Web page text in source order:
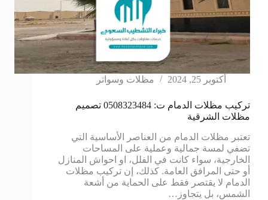
أكتوبر 25, 2024 مظلات وسواتر
تركيب مظلات الدمام ت: 0508323484 تصميم
مظلات الشرقية
تعتبر مظلات الدمام من العناصر الأساسية التي
تضفي لمسة جمالية وعملية على المساحات
الخارجية، سواء كانت في الفلل، او احواش المنازل
أو حتى المرافق العامة. كذلك، إن تركيب مظلات
الدمام لا يقتصر فقط على الحماية من أشعة
الشمس، بل يتجاوز…